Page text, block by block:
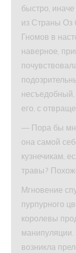
быстро,
из Страны Оз
Гномов в
наверное,
несъедобный,
его, с
— Пора бы
она самой
кузнечикам,
травы?
Мгновение
пурпурного
королевы
возникла